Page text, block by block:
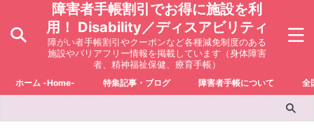
障害者手帳割引でお得に施設を利
用！ Disability／ディスアビリティ
障がい者手帳割引やクーポンなど各種減免制度のある
施設やバリアフリー情報を掲載しています（身体障害
者、精神福祉保健、療育手帳）
ホーム -Home- 特集記事・ブログ 障害者手帳について 全